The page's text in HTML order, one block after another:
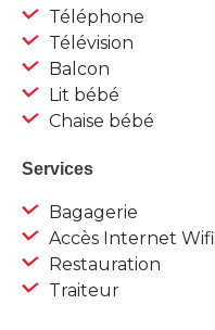
Téléphone
Télévision
Balcon
Lit bébé
Chaise bébé
Services
Bagagerie
Accès Internet Wifi
Restauration
Traiteur